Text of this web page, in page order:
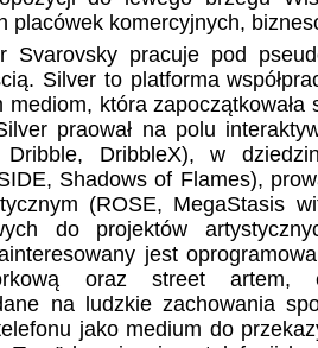
placówek komercyjnych,
pracuje pod
Silver to platforma
która zapoczątkowała
praował na polu
Dribble, DribbleX), w
Shadows of Flames),
(ROSE, MegaStasis
do projektów
jest
oraz street artem,
na ludzkie zachowania
jako medium do